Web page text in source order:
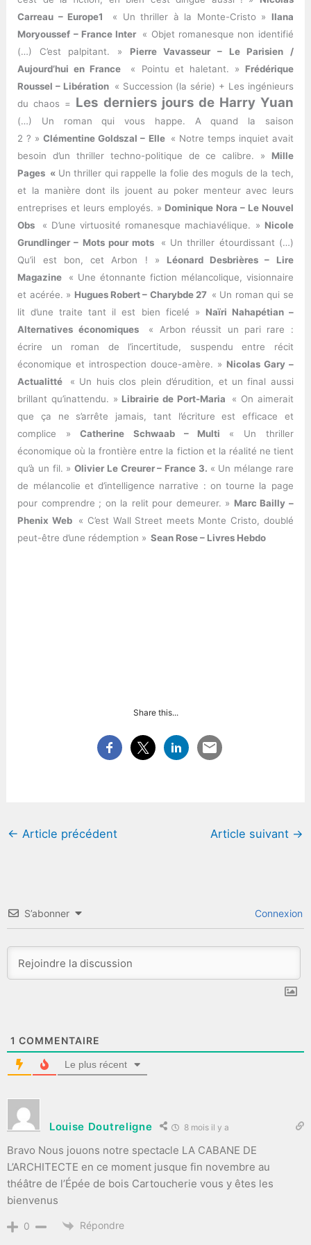
Carreau – Europe1 « Un thriller à la Monte-Cristo » Ilana
Moryoussef – France Inter « Objet romanesque non identifié
(…) C’est palpitant. » Pierre Vavasseur – Le Parisien /
Aujourd’hui en France « Pointu et haletant. » Frédérique
Roussel – Libération « Succession (la série) + Les ingénieurs
du chaos = Les derniers jours de Harry Yuan
(…) Un roman qui vous happe. A quand la saison
2 ? »Clémentine Goldszal – Elle « Notre temps inquiet avait
besoin d’un thriller techno-politique de ce calibre. » Mille
Pages « Un thriller qui rappelle la folie des moguls de la tech,
et la manière dont ils jouent au poker menteur avec leurs
entreprises et leurs employés. » Dominique Nora – Le Nouvel
Obs « D’une virtuosité romanesque machiavélique. » Nicole
Grundlinger – Mots pour mots « Un thriller étourdissant (…)
Qu’il est bon, cet Arbon ! » Léonard Desbrières – Lire
Magazine « Une étonnante fiction mélancolique, visionnaire
et acérée. » Hugues Robert – Charybde 27 « Un roman qui se
lit d’une traite tant il est bien ficelé » Naïri Nahapétian –
Alternatives économiques « Arbon réussit un pari rare :
écrire un roman de l’incertitude, suspendu entre récit
économique et introspection douce-amère. » Nicolas Gary –
Actualitté « Un huis clos plein d’érudition, et un final aussi
brillant qu’inattendu. » Librairie de Port-Maria « On aimerait
que ça ne s’arrête jamais, tant l’écriture est efficace et
complice » Catherine Schwaab – Multi « Un thriller
économique où la frontière entre la fiction et la réalité ne tient
qu’à un fil. »Olivier Le Creurer – France 3. « Un mélange rare
de mélancolie et d’intelligence narrative : on tourne la page
pour comprendre ; on la relit pour demeurer. » Marc Bailly –
Phenix Web « C’est Wall Street meets Monte Cristo, doublé
peut-être d’une rédemption » Sean Rose – Livres Hebdo
Share this...
← Article précédent Article suivant →
S’abonner Connexion
1 COMMENTAIRE
Le plus récent
Louise Doutreligne 8 mois il y a
Bravo Nous jouons notre spectacle LA CABANE DE
L’ARCHITECTE en ce moment jusque fin novembre au
théâtre de l’Épée de bois Cartoucherie vous y êtes les
bienvenus
0 Répondre